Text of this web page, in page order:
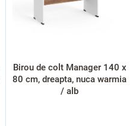
Birou de colt Manager 140 x
80 cm, dreapta, nuca warmia
/ alb